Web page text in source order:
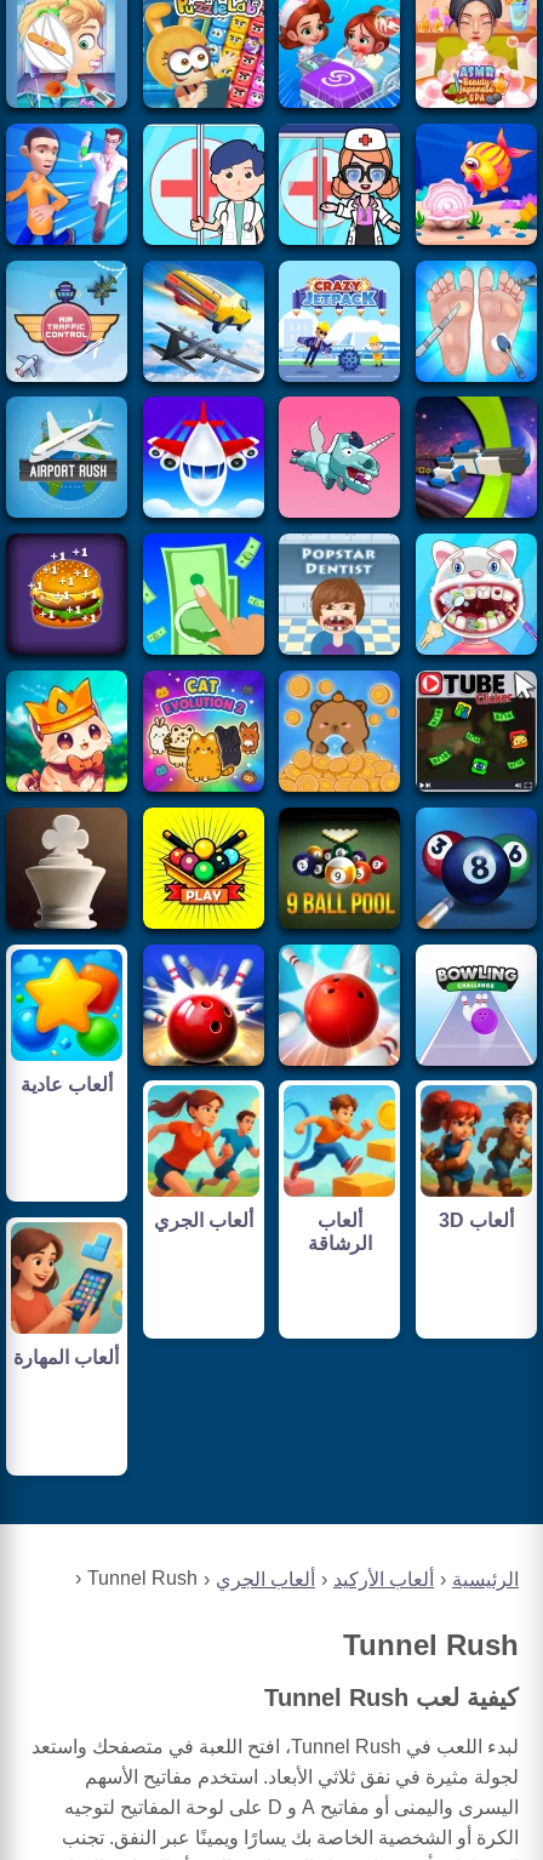
الرئيسية ألعاب الأركيد ألعاب الجري Tunnel Rush
Tunnel Rush
كيفية لعب Tunnel Rush
لبدء اللعب في Tunnel Rush، افتح اللعبة في متصفحك واستعد
لجولة مثيرة في نفق ثلاثي الأبعاد. استخدم مفاتيح الأسهم
اليسرى واليمنى أو مفاتيح A و D على لوحة المفاتيح لتوجيه
الكرة أو الشخصية الخاصة بك يسارًا ويمينًا عبر النفق. تجنب
ألعاب عادية
ألعاب 3D
ألعاب
الرشاقة
ألعاب الجري
ألعاب المهارة